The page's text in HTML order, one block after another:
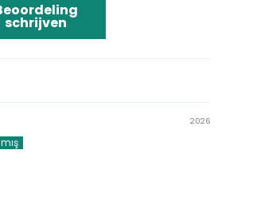
schrijven
2026